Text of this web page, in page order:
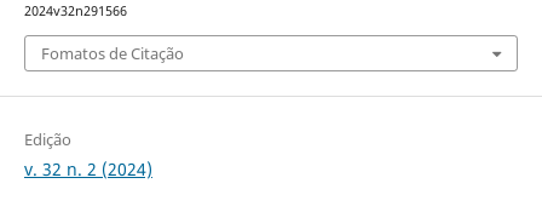
2024v32n291566
Fomatos de Citação
Edição
v. 32 n. 2 (2024)